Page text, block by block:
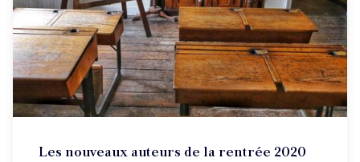
Les nouveaux auteurs de la rentrée 2020